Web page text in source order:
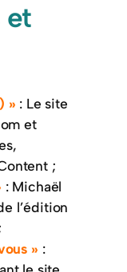
et
» : Le site
et
;
: Michaël
l’édition
» :